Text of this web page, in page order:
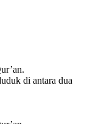
di antara dua